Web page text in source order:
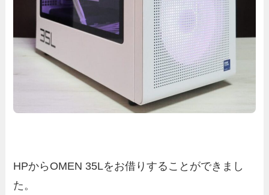
HPからOMEN 35Lをお借りすることができまし
た。